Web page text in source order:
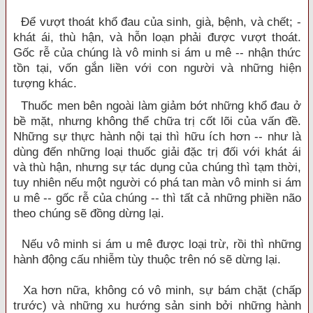
Để vượt thoát khổ đau của sinh, già, bệnh, và chết; -
khát ái, thù hận, và hỗn loạn phải được vượt thoát.
Gốc rễ của chúng là vô minh si ám u mê -- nhận thức
tồn tại, vốn gắn liền với con người và những hiện
tượng khác.
Thuốc men bên ngoài làm giảm bớt những khổ đau ở
bề mặt, nhưng không thể chữa trị cốt lõi của vấn đề.
Những sự thực hành nội tại thì hữu ích hơn -- như là
dùng đến những loại thuốc giải đặc trị đối với khát ái
và thù hận, nhưng sự tác dụng của chúng thì tạm thời,
tuy nhiên nếu một người có phá tan màn vô minh si ám
u mê -- gốc rễ của chúng -- thì tất cả những phiền não
theo chúng sẽ đồng dừng lại.
Nếu vô minh si ám u mê được loại trừ, rồi thì những
hành động cấu nhiễm tùy thuộc trên nó sẽ dừng lại.
Xa hơn nữa, không có vô minh, sự bám chặt (chấp
trước) và những xu hướng sản sinh bởi những hành